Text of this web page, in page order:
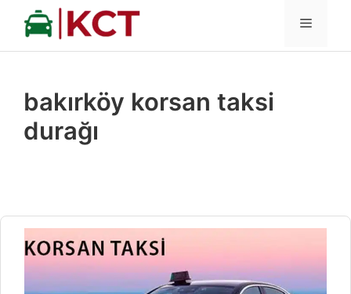
İçeriğe
MENÜ
bakırköy korsan taksi
durağı